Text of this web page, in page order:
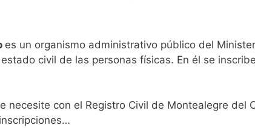
es un organismo administrativo público del
civil de las personas físicas. En él se
necesite con el Registro Civil de Montealegre del